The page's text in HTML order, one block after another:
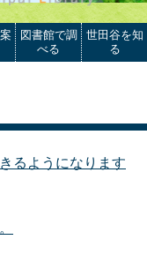
図書館で調
べる
世田谷を知
る
るようになります